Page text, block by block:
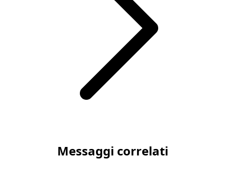
Messaggi correlati